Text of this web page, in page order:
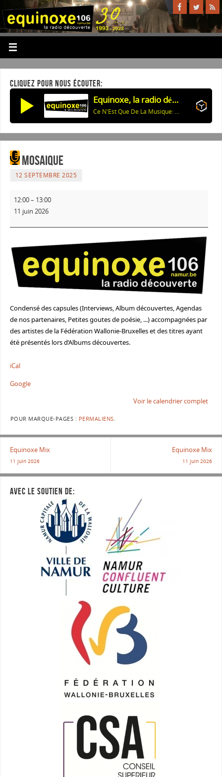
CLIQUEZ POUR NOUS ÉCOUTER:
Equinoxe, la radio découverte
Ce N'Est Que De La Musique: #32 - Mardi 14 avril 2026
Mosaique
12 SEPTEMBRE 2025
12:00– 13:00
11 juin 2026
Condensé des capsules (Interviews, Album découvertes, Agendas
de nos partenaires, Petites goutes de poésie, ...) accompagnées par
des artistes de la Fédération Wallonie-Bruxelles et des titres ayant
été présentés lors d’Albums découvertes.
iCal
Google
Voir le calendrier complet
POUR MARQUE-PAGES : PERMALIENS.
Equinoxe Mix
11 juin 2026
Equinoxe Mix
11 juin 2026
AVEC LE SOUTIEN DE: